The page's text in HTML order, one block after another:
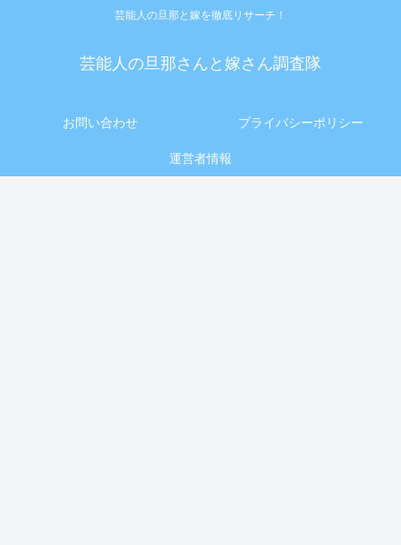
芸能人の旦那と嫁を徹底リサーチ！
芸能人の旦那さんと嫁さん調査隊
お問い合わせ プライバシーポリシー
運営者情報